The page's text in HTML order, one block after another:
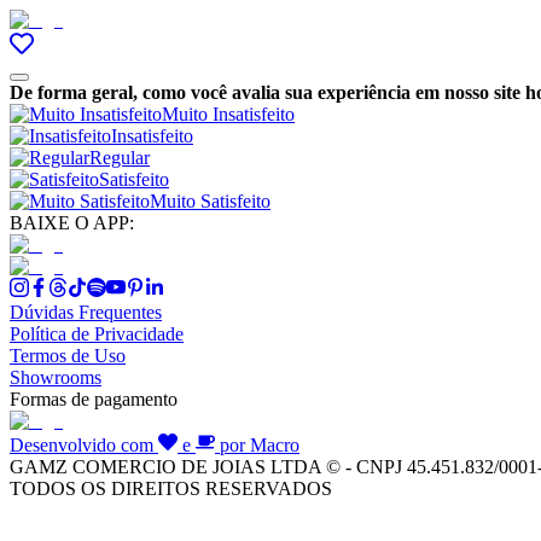
De forma geral, como você avalia sua experiência em nosso site
Muito Insatisfeito
Insatisfeito
Regular
Satisfeito
Muito Satisfeito
BAIXE O APP:
Dúvidas Frequentes
Política de Privacidade
Termos de Uso
Showrooms
Formas de pagamento
Desenvolvido com e
por Macro
GAMZ COMERCIO DE JOIAS LTDA © - CNPJ 45.451.832/
TODOS OS DIREITOS RESERVADOS